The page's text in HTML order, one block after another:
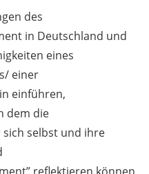
des
in Deutschland und
eines
einer
einführen,
dem die
selbst und ihre